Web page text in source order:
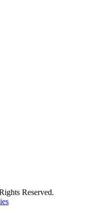
Reserved.